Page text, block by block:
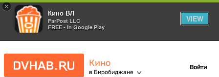
×
Кино ВЛ
FarPost LLC
FREE - In Google Play
VIEW
Кино
в Биробиджане
Войти